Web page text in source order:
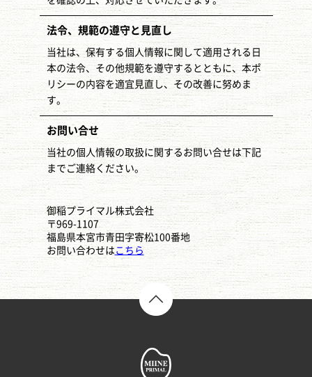
法令、規範の遵守と見直し
当社は、保有する個人情報に関して適用される日
本の法令、その他規範を遵守するとともに、本ポ
リシーの内容を適宜見直し、その改善に努めま
す。
お問い合せ
当社の個人情報の取扱に関するお問い合せは下記
までご連絡ください。
御稲プライマル株式会社
〒969-1107
福島県本宮市青田字寄松100番地
お問い合わせは こちら
TOP